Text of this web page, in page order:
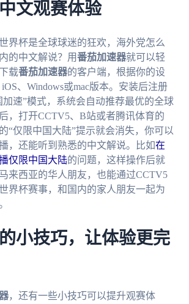
文观赛体验
界杯是全球球迷的狂欢，海外党怎么
的中文解说？用番茄加速器就可以轻
载番茄加速器的客户端，根据你的设
、Windows或mac版本。安装后注册
加速”模式，系统会自动推荐最优的全球
，打开CCTV5、B站或者腾讯体育的
“仅限中国大陆”提示就会消失，你可以
，还能听到熟悉的中文解说。比如在
仅限中国大陆的问题，这样操作后就
来西亚的华人朋友，也能通过CCTV5
界杯赛事，和国内的家人朋友一起为
小技巧，让体验更完
，还有一些小技巧可以提升观赛体